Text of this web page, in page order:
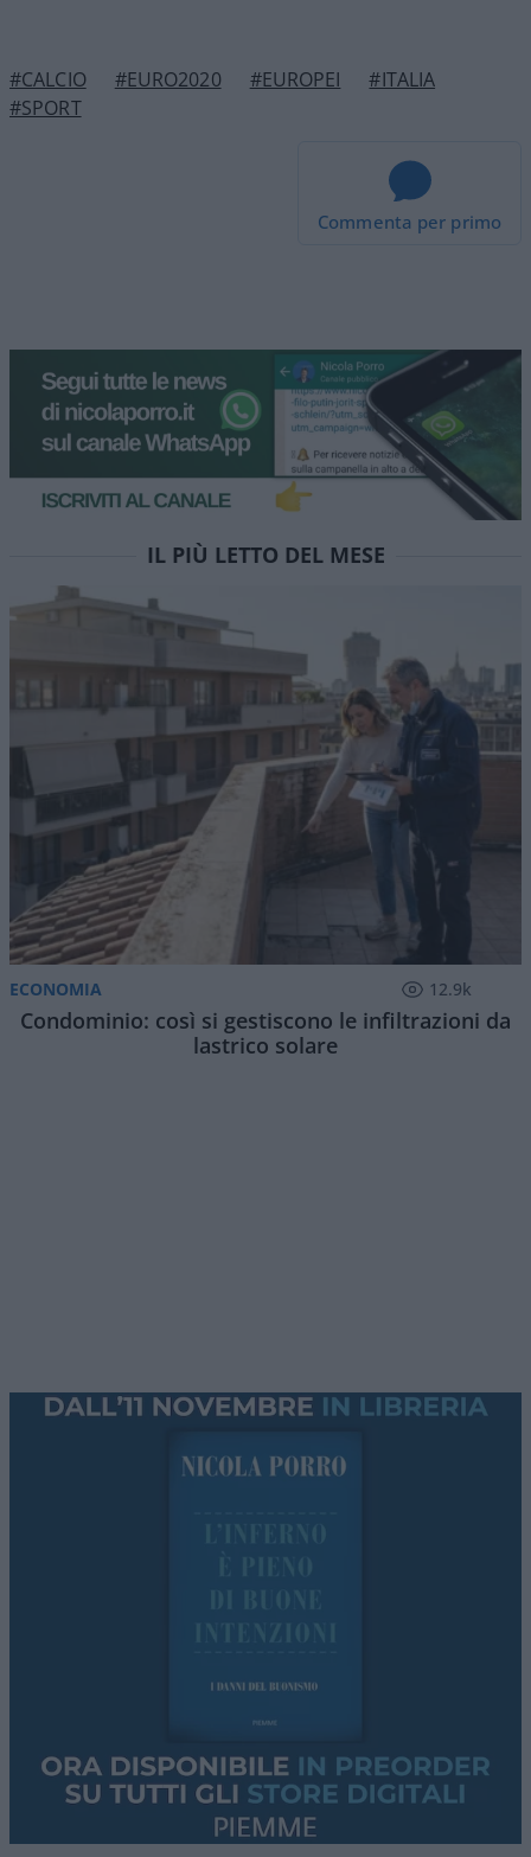
#CALCIO #EURO2020 #EUROPEI
#ITALIA
#SPORT
Commenta per primo
IL PIÙ LETTO DEL MESE
ECONOMIA 12.9k
Condominio: così si gestiscono le infiltrazioni da
lastrico solare